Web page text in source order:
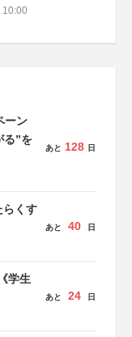
ーン
る”を
あと 128 日
らくす
あと 40 日
学生
あと 24 日